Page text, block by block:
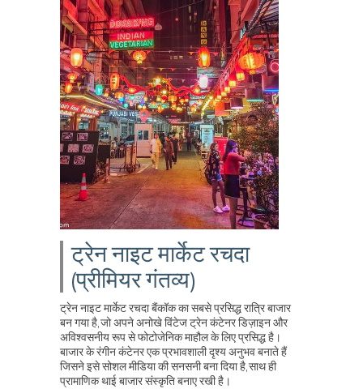
ट्रेन नाइट मार्केट रचदा
(प्रीमियर गंतव्य)
ट्रेन नाइट मार्केट रचदा बैंकॉक का सबसे प्रसिद्ध रात्रि बाजार
बन गया है, जो अपने अनोखे विंटेज ट्रेन कंटेनर डिज़ाइन और
अविश्वसनीय रूप से फोटोजेनिक माहौल के लिए प्रसिद्ध है।
बाजार के रंगीन कंटेनर एक प्रभावशाली दृश्य अनुभव बनाते हैं
जिसने इसे सोशल मीडिया की सनसनी बना दिया है, साथ ही
प्रामाणिक थाई बाजार संस्कृति बनाए रखी है।